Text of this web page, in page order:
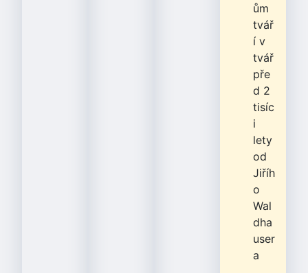
ům
tvář
í v
tvář
pře
d 2
tisíc
i
lety
od
Jiříh
o
Wal
dha
user
a